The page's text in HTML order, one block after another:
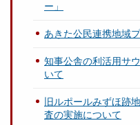
ー」
あきた公民連携地域
知事公舎の利活用サ
いて
旧ルポールみずほ跡
査の実施について